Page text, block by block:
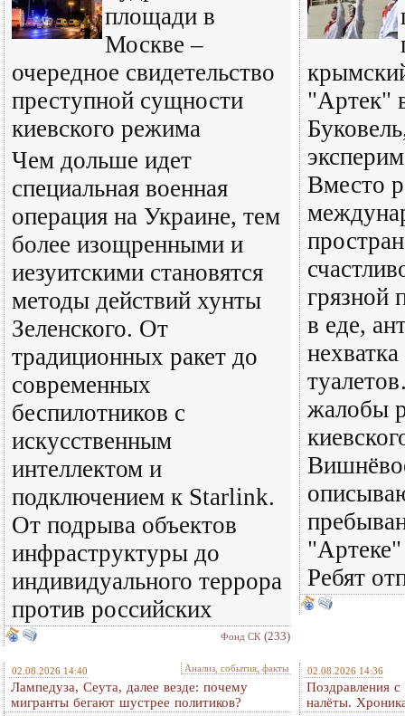
площади в
Москве –
очередное свидетельство
преступной сущности
киевского режима
Чем дольше идет
специальная военная
операция на Украине, тем
более изощренными и
иезуитскими становятся
методы действий хунты
Зеленского. От
традиционных ракет до
современных
беспилотников с
искусственным
интеллектом и
подключением к Starlink.
От подрыва объектов
инфраструктуры до
индивидуального террора
против российских
Фонд СК (233)
"Артек"
Вместо
грязной
в еде,
жалобы
"Артеке"
Ребят
02.08.2026 14:40 Анализ, события, факты
Лампедуза, Сеута, далее везде: почему
мигранты бегают шустрее политиков?
02.08.2026 14:36
Поздравления
налёты.